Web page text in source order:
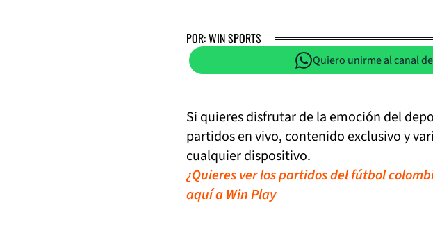
POR: WIN SPORTS
Quiero unirme al canal
Si quieres disfrutar de la emoción del
partidos en vivo, contenido exclusivo y
cualquier dispositivo.
¿Quieres ver los partidos del fútbol
aquí a Win Play